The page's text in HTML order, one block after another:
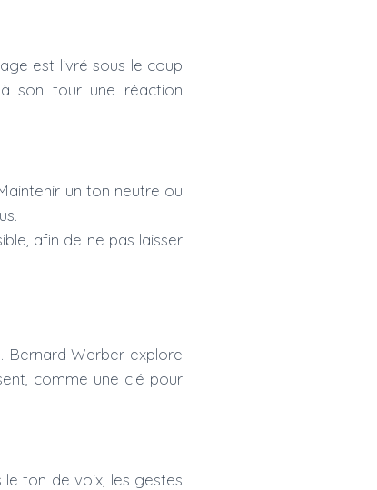
est livré sous le coup
son tour une réaction
un ton neutre ou
afin de ne pas laisser
Bernard Werber explore
comme une clé pour
le ton de voix, les gestes